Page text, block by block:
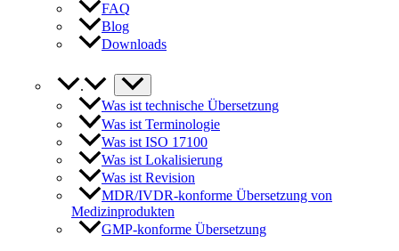
FAQ
Blog
Downloads
.
Was ist technische Übersetzung
Was ist Terminologie
Was ist ISO 17100
Was ist Lokalisierung
Was ist Revision
MDR/IVDR-konforme Übersetzung von
Medizinprodukten
GMP-konforme Übersetzung